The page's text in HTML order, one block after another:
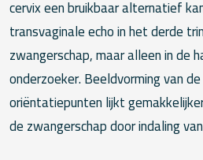
cervix een bruikbaar alternatief
transvaginale echo in het derde
zwangerschap, maar alleen in de
onderzoeker. Beeldvorming van
oriëntatiepunten lijkt
de zwangerschap door indaling